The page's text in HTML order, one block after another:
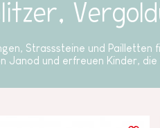
Strasssteine ​​und Pailletten
Janod und erfreuen Kinder, die